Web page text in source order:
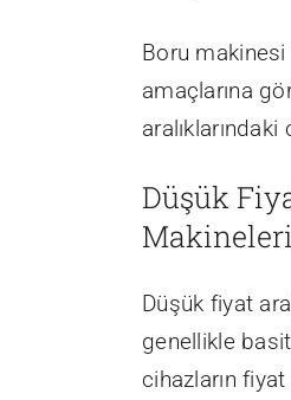
Boru makinesi
amaçlarına
Düşük
Makineleri
Düşük fiyat
genellikle
cihazların